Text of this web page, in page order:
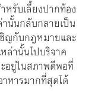
รับเลี้ยงปากท้อง
นั้นกลับกลายเป็น
ชิญกับกฎหมายและ
ล่านั้นไปบริจาค
อยู่ในสภาพดีพอที่
าหารมากที่สุดได้